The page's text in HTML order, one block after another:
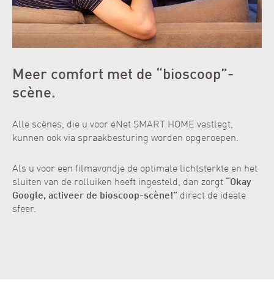
Meer comfort met de “bioscoop”-
scène.
Alle scènes, die u voor eNet SMART HOME vastlegt,
kunnen ook via spraakbesturing worden opgeroepen.
Als u voor een filmavondje de optimale lichtsterkte en het
sluiten van de rolluiken heeft ingesteld, dan zorgt
“Okay
Google, activeer de bioscoop-scène!” direct de ideale
sfeer.